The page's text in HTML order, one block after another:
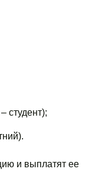
студент);
и выплатят ее